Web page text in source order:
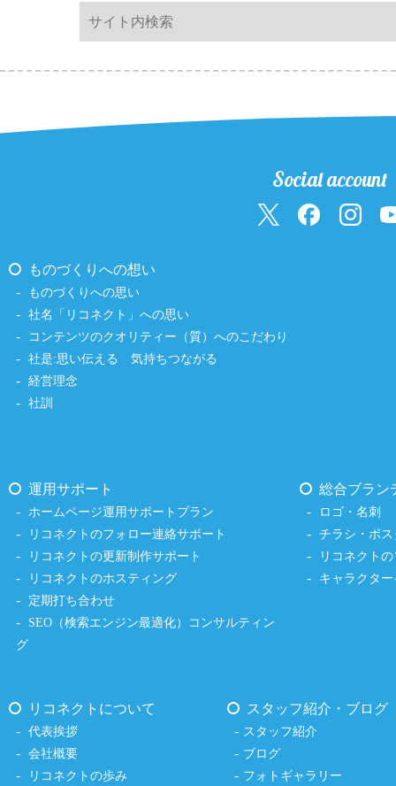
Social account
ものづくりへの想い
ものづくりへの思い
社名「リコネクト」への思い
コンテンツのクオリティー（質）へのこだわり
社是:思い伝える 気持ちつながる
経営理念
社訓
運用サポート
ホームページ運用サポートプラン
リコネクトのフォロー連絡サポート
リコネクトの更新制作サポート
リコネクトのホスティング
定期打ち合わせ
SEO（検索エンジン最適化）コンサルティン
グ
総合ブラン
ロゴ・名刺
チラシ・ポ
リコネクト
キャラクタ
リコネクトについて
代表挨拶
会社概要
リコネクトの歩み
スタッフ紹介・ブログ
スタッフ紹介
ブログ
フォトギャラリー